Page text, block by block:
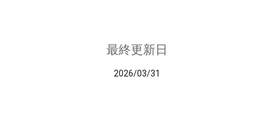
最終更新日
2026/03/31